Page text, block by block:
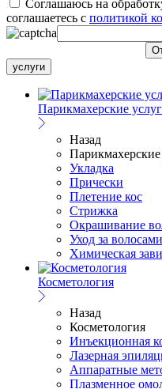
Соглашаюсь на
соглашаетесь c политикой
услуги
Парикмахерские
Назад
Парикмахерские
Укладка
Прически
Плетение кос
Стрижка
Окрашивание
Уход за волосами
Химическая
Косметология
Назад
Косметология
Инъекционная
Лазерная
Аппаратные
Плазменное